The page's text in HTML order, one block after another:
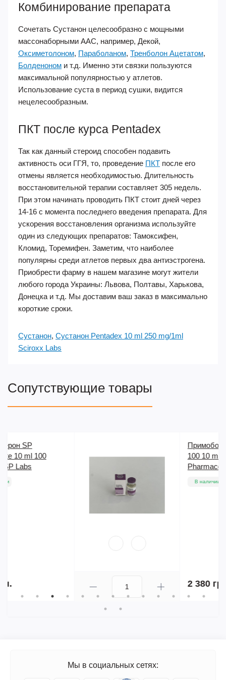
Комбинирование препарата
Сочетать Сустанон целесообразно с мощными
массонаборными ААС, например, Декой,
Оксиметолоном, Параболаном, Тренболон Ацетатом,
Болденоном и т.д. Именно эти связки пользуются
максимальной популярностью у атлетов.
Использование суста в период сушки, видится
нецелесообразным.
ПКТ после курса Pentadex
Так как данный стероид способен подавить
активность оси ГГЯ, то, проведение ПКТ после его
отмены является необходимостью. Длительность
восстановительной терапии составляет 305 недель.
При этом начинать проводить ПКТ стоит дней через
14-16 с момента последнего введения препарата. Для
ускорения восстановления организма используйте
один из следующих препаратов: Тамоксифен,
Кломид, Торемифен. Заметим, что наиболее
популярны среди атлетов первых два антиэстрогена.
Приобрести фарму в нашем магазине могут жители
любого города Украины: Львова, Полтавы, Харькова,
Донецка и т.д. Мы доставим ваш заказ в максимально
короткие сроки.
Сустанон, Сустанон Pentadex 10 ml 250 mg/1ml
Sciroxx Labs
Сопутствующие товары
Примоболан Pharma Prim
100 10 ml 100 mg/1ml
В наличии
2 380 грн.
Мы в социальных сетях: